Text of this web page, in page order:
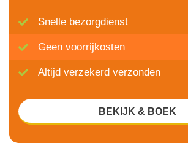
Snelle bezorgdienst
Geen voorrijkosten
Altijd verzekerd verzonden
BEKIJK & BOEK